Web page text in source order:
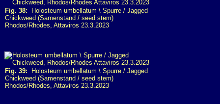
Fig. 38: Holosteum umbellatum \ Spurre / Jagged
Chickweed (Samenstand / seed stem)
Rhodos/Rhodes, Attaviros 23.3.2023
Fig. 39: Holosteum umbellatum \ Spurre / Jagged
Chickweed (Samenstand / seed stem)
Rhodos/Rhodes, Attaviros 23.3.2023